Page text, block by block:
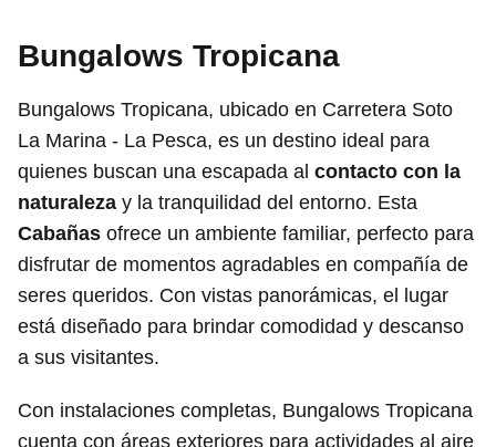
Bungalows Tropicana
Bungalows Tropicana, ubicado en Carretera Soto
La Marina - La Pesca, es un destino ideal para
quienes buscan una escapada al contacto con la
naturaleza y la tranquilidad del entorno. Esta
Cabañas ofrece un ambiente familiar, perfecto para
disfrutar de momentos agradables en compañía de
seres queridos. Con vistas panorámicas, el lugar
está diseñado para brindar comodidad y descanso
a sus visitantes.
Con instalaciones completas, Bungalows Tropicana
cuenta con áreas exteriores para actividades al aire